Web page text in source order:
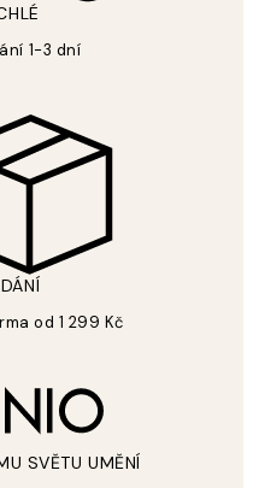
1-3 dní
od 1 299 Kč
SVĚTU UMĚNÍ